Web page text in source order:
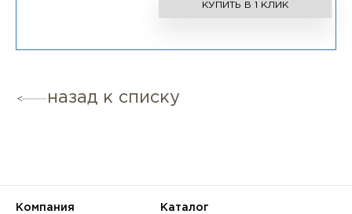
КУПИТЬ В 1 КЛИК
назад к списку
Компания Каталог